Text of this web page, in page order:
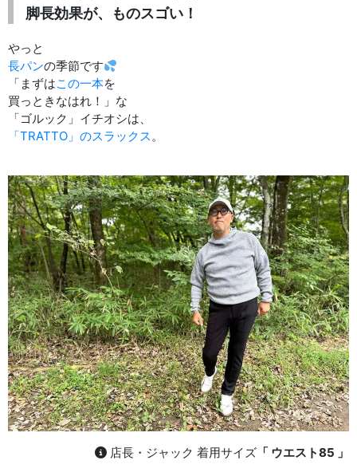
脚長効果が、ものスゴい！
やっと
長パンの季節です
「まずはこの一本を
買っときなはれ！」な
「ゴルック」イチオシは、
「TRATTO」のスラックス。
店長・ジャック 着用サイズ 「 ウエスト85 」